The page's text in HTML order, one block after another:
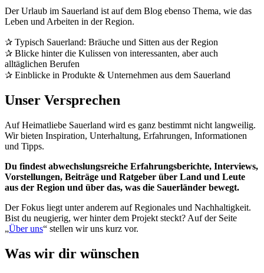
Der Urlaub im Sauerland ist auf dem Blog ebenso Thema, wie das
Leben und Arbeiten in der Region.
✰ Typisch Sauerland: Bräuche und Sitten aus der Region
✰ Blicke hinter die Kulissen von interessanten, aber auch
alltäglichen Berufen
✰ Einblicke in Produkte & Unternehmen aus dem Sauerland
Unser Versprechen
Auf Heimatliebe Sauerland wird es ganz bestimmt nicht langweilig.
Wir bieten Inspiration, Unterhaltung, Erfahrungen, Informationen
und Tipps.
Du findest abwechslungsreiche Erfahrungsberichte, Interviews,
Vorstellungen, Beiträge und Ratgeber über Land und Leute
aus der Region und über das, was die Sauerländer bewegt.
Der Fokus liegt unter anderem auf Regionales und Nachhaltigkeit.
Bist du neugierig, wer hinter dem Projekt steckt? Auf der Seite
„Über uns“ stellen wir uns kurz vor.
Was wir dir wünschen